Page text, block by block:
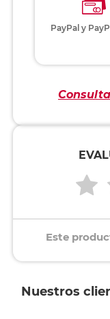
PayPal y
Este
Nuestros